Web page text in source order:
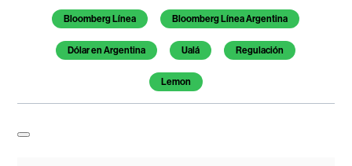
Bloomberg Línea Bloomberg Línea Argentina
Dólar en Argentina Ualá Regulación
Lemon